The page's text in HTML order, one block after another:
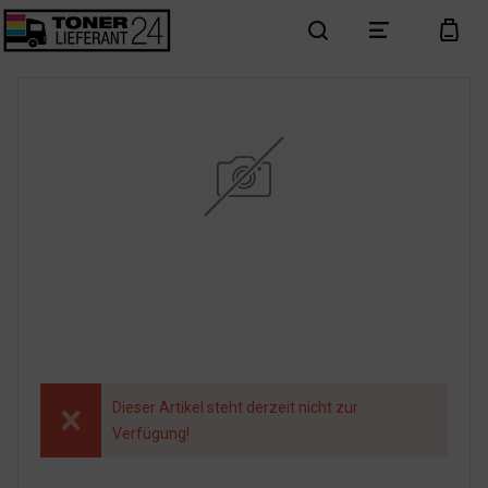
search menu cart
Dieser Artikel steht derzeit nicht zur
Verfügung!